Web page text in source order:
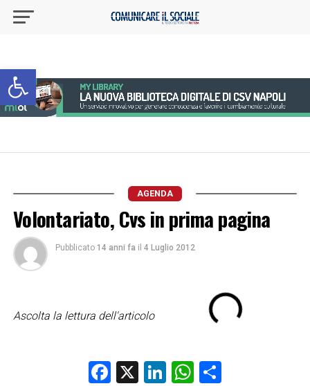
Apri la barra degli strumenti
AGENDA
Volontariato, Cvs in prima pagina
Pubblicato 14 anni fa il 4 Luglio 2012
Ascolta la lettura dell'articolo
Facebook
X LinkedIn
WhatsApp
Condividi